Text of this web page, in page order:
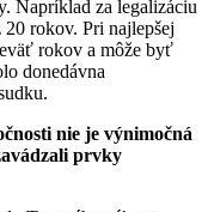
Napríklad za legalizáciu
20 rokov. Pri najlepšej
rokov a môže byť
donedávna
nie je výnimočná
prvky